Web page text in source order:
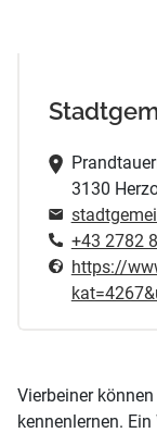
3130
+43 2782
https://
Vierbeiner
kennenlernen.